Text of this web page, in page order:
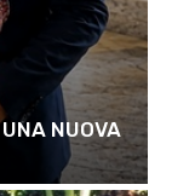
NUOVA